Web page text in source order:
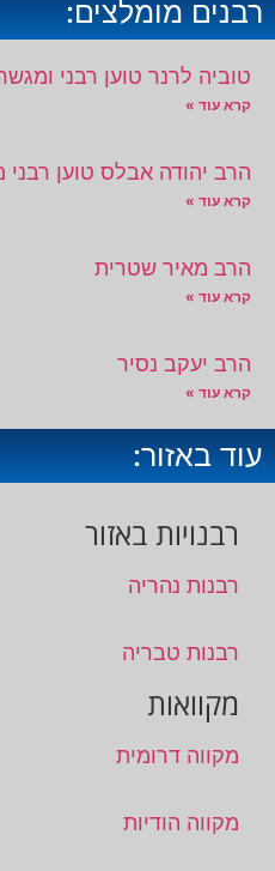
רבנים מומלצים:
טוביה לרנר טוען רבני
קרא עוד »
הרב יהודה אבלס טוען רבני
קרא עוד »
הרב מאיר שטרית
קרא עוד »
הרב יעקב נסיר
קרא עוד »
עוד באזור:
רבנויות באזור
רבנות נהריה
רבנות טבריה
מקוואות
מקווה דרומית
מקווה הודיות